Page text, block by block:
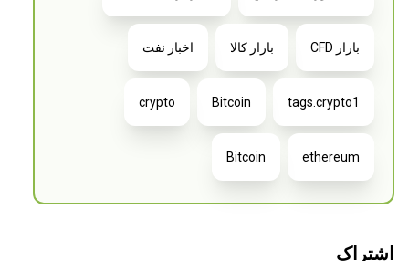
بازار CFD بازار کالا اخبار نفت
tags.crypto1
Bitcoin
crypto
ethereum
Bitcoin
اشتراک